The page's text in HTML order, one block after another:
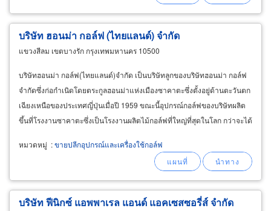
บริษัท ฮอนม่า กอล์ฟ (ไทยแลนด์) จำกัด
แขวงสีลม เขตบางรัก กรุงเทพมหานคร 10500
บริษัทฮอนม่า กอล์ฟ(ไทยแลนด์)จำกัด เป็นบริษัทลูกของบริษัทฮอนม่า กอล์ฟ
จำกัดซึ่งก่อกำเนิดโดยตระกูลฮอนม่าแห่งเมืองซาคาตะซึ่งตั้งอยู่ด้านตะวันตก
เฉียงเหนือของประเทศญี่ปุ่นเมื่อปี 1959 ขณะนี้อุปกรณ์กอล์ฟของบริษัทผลิต
ขึ้นที่โรงงานซาคาตะซึ่งเป็นโรงงานผลิตไม้กอล์ฟที่ใหญ่ที่สุดในโลก กว่าจะได้
ผู้เชี่ยวชาญเฉพาะสายการผลิตจริง
หมวดหมู่ :ขายปลีกอุปกรณ์และเครื่องใช้กอล์ฟ
บริษัท ฟีนิกซ์ แอพพาเรล แอนด์ แอคเซสซอรี่ส์ จำกัด